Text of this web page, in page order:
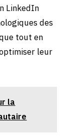
LinkedIn
des
tout en
leur
la